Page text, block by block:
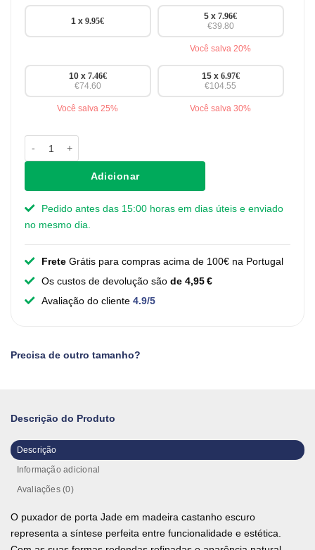
1 x9.95€
5 x7.96€
€39.80
Você salva 20%
10 x 7.46€
€74.60
Você salva 25%
15 x 6.97€
€104.55
Você salva 30%
Adicionar
Pedido antes das 15:00 horas em dias úteis e enviado
no mesmo dia.
Frete Grátis para compras acima de 100€ na Portugal
Os custos de devolução são de 4,95 €
Avaliação do cliente 4.9/5
Precisa de outro tamanho?
Descrição do Produto
Descrição
Informação adicional
Avaliações (0)
O puxador de porta Jade em madeira castanho escuro
representa a síntese perfeita entre funcionalidade e estética.